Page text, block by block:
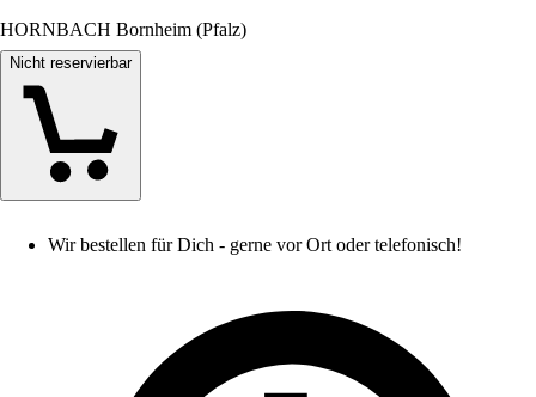
HORNBACH Bornheim (Pfalz)
Nicht reservierbar
Wir bestellen für Dich - gerne vor Ort oder telefonisch!